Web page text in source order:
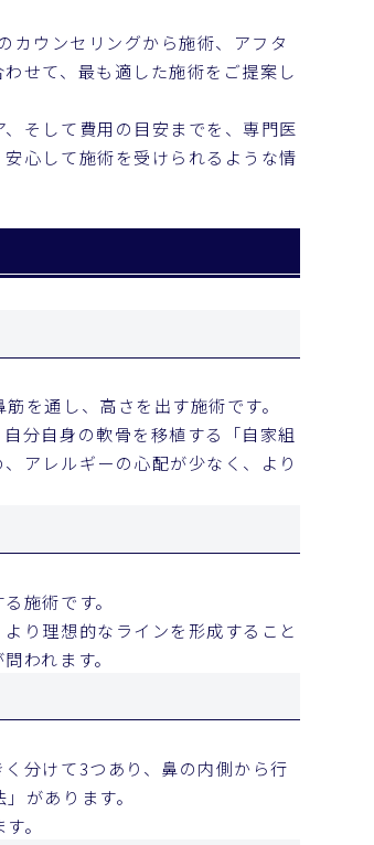
ウンセリングから施術、アフタ
せて、最も適した施術をご提案し
そして費用の目安までを、専門医
心して施術を受けられるような情
を通し、高さを出す施術です。
分自身の軟骨を移植する「自家組
アレルギーの心配が少なく、より
施術です。
り理想的なラインを形成すること
われます。
分けて3つあり、鼻の内側から行
があります。
。